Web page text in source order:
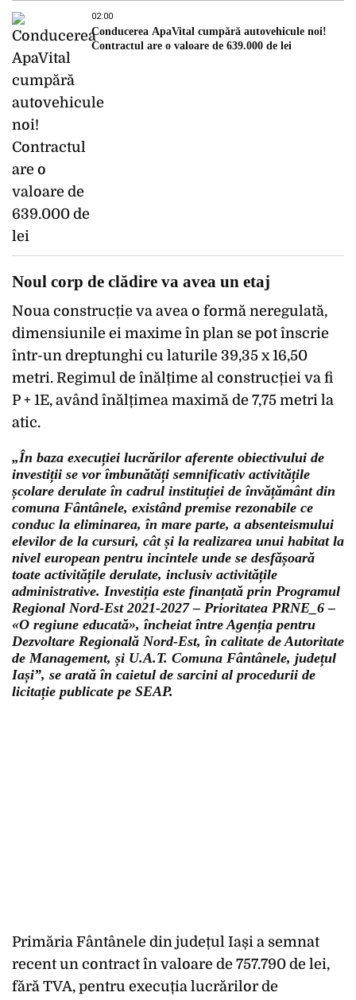
02:00
Conducerea ApaVital cumpără autovehicule noi!
Contractul are o valoare de 639.000 de lei
Noul corp de clădire va avea un etaj
Noua construcție va avea o formă neregulată,
dimensiunile ei maxime în plan se pot înscrie
într-un dreptunghi cu laturile 39,35 x 16,50
metri. Regimul de înălțime al construcției va fi
P + 1E, având înălțimea maximă de 7,75 metri la
atic.
„În baza execuției lucrărilor aferente obiectivului de
investiții se vor îmbunătăți semnificativ activitățile
școlare derulate în cadrul instituției de învățământ din
comuna Fântânele, existând premise rezonabile ce
conduc la eliminarea, în mare parte, a absenteismului
elevilor de la cursuri, cât și la realizarea unui habitat la
nivel european pentru incintele unde se desfășoară
toate activitățile derulate, inclusiv activitățile
administrative. Investiția este finanțată prin Programul
Regional Nord-Est 2021-2027 – Prioritatea PRNE_6 –
«O regiune educată», încheiat între Agenția pentru
Dezvoltare Regională Nord-Est, în calitate de Autoritate
de Management, și U.A.T. Comuna Fântânele, județul
Iași”, se arată în caietul de sarcini al procedurii de
licitație publicate pe SEAP.
Primăria Fântânele din județul Iași a semnat
recent un contract în valoare de 757.790 de lei,
fără TVA, pentru execuția lucrărilor de